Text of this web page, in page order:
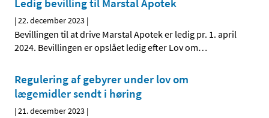
Ledig bevilling til Marstal Apotek
|22. december 2023 |
Bevillingen til at drive Marstal Apotek er ledig pr. 1. april
2024. Bevillingen er opslået ledig efter Lov om…
Regulering af gebyrer under lov om
lægemidler sendt i høring
|21. december 2023 |